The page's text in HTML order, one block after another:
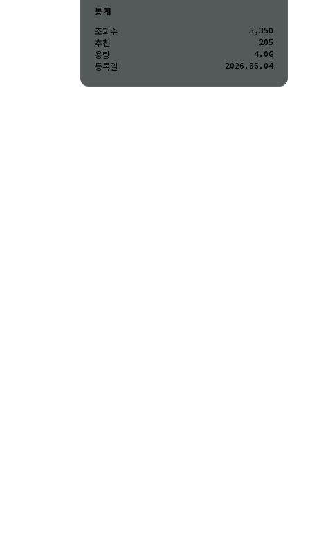
통계
조회수
5,350
추천
205
용량
4.0G
등록일
2026.06.04